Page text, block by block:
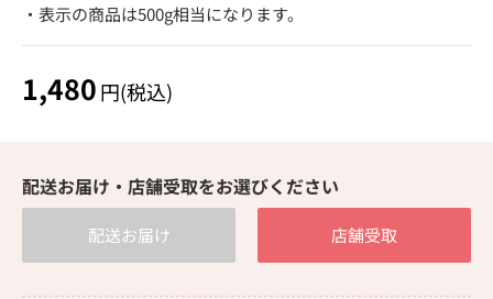
・表示の商品は500g相当になります。
1,480円(税込)
配送お届け・店舗受取をお選びください
配送お届け 店舗受取